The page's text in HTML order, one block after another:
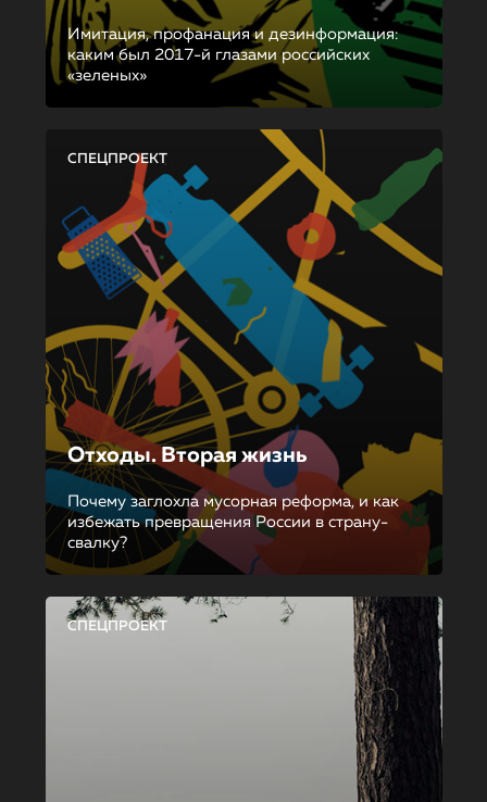
Имитация, профанация и дезинформация:
каким был 2017-й глазами российских
«зеленых»
СПЕЦПРОЕКТ
Отходы. Вторая жизнь
Почему заглохла мусорная реформа, и как
избежать превращения России в страну-
свалку?
СПЕЦПРОЕКТ